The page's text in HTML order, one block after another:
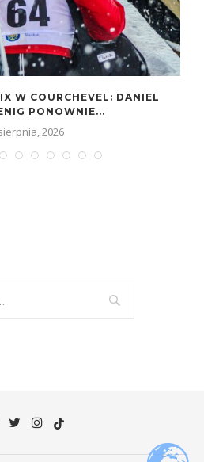
W COURCHEVEL: DANIEL
PONOWNIE...
2026